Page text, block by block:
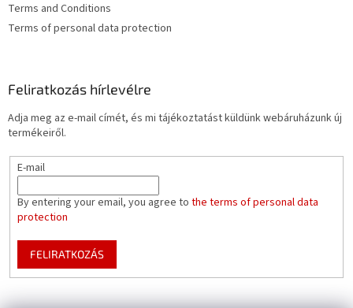
Terms and Conditions
Terms of personal data protection
Feliratkozás hírlevélre
Adja meg az e-mail címét, és mi tájékoztatást küldünk webáruházunk új
termékeiről.
E-mail
By entering your email, you agree to the terms of personal data
protection
FELIRATKOZÁS